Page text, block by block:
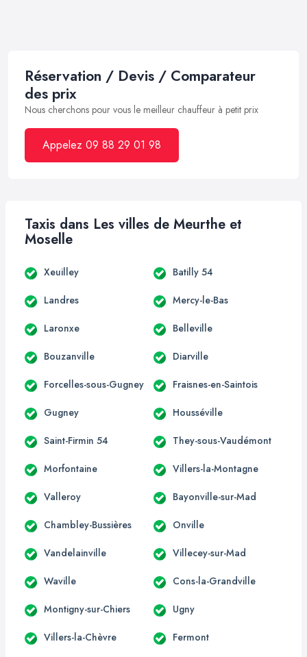
Réservation / Devis / Comparateur
des prix
Nous cherchons pour vous le meilleur chauffeur à petit prix
Appelez 09 88 29 01 98
Taxis dans Les villes de Meurthe et
Moselle
Xeuilley Batilly 54
Landres Mercy-le-Bas
Laronxe Belleville
Bouzanville Diarville
Forcelles-sous-Gugney Fraisnes-en-Saintois
Gugney Housséville
Saint-Firmin 54 They-sous-Vaudémont
Morfontaine Villers-la-Montagne
Valleroy Bayonville-sur-Mad
Chambley-Bussières Onville
Vandelainville Villecey-sur-Mad
Waville Cons-la-Grandville
Montigny-sur-Chiers Ugny
Villers-la-Chèvre Fermont